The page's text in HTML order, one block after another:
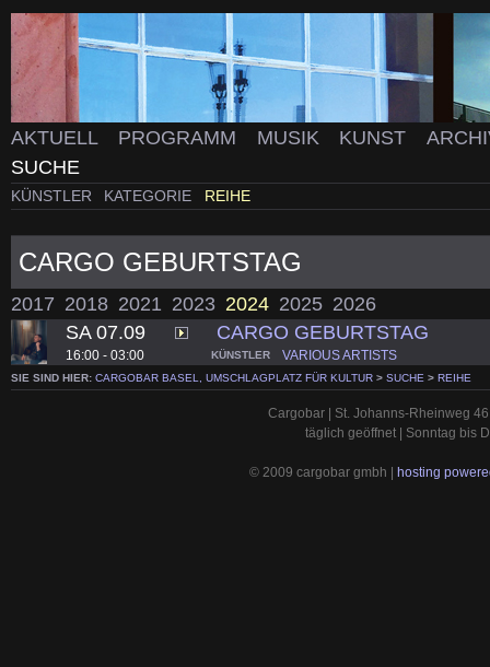
AKTUELL PROGRAMM MUSIK KUNST
SUCHE
KÜNSTLER KATEGORIE REIHE
CARGO GEBURTSTAG
2017 2018 2021 2023 2024 2025 2026
SA 07.09
16:00 - 03:00
CARGO GEBURTSTAG
KÜNSTLER VARIOUS ARTISTS
SIE SIND HIER: CARGOBAR BASEL, UMSCHLAGPLATZ FÜR KULTUR > SUCHE > REIHE
Cargobar | St. Johanns-Rheinweg
täglich geöffnet | Sonntag bis
© 2009 cargobar gmbh | hosting